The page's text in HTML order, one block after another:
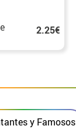
2.25€
y Famosos